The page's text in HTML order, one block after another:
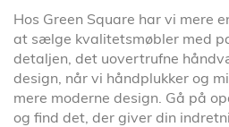
Hos Green Square har vi mere
at sælge kvalitetsmøbler med
detaljen, det uovertrufne
design, når vi håndplukker og
mere moderne design. Gå på
og find det, der giver din